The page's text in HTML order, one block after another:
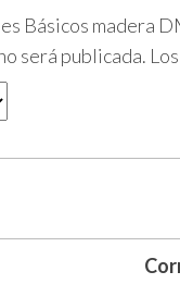
Básicos madera
será publicada.